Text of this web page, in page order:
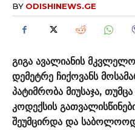
BY ODISHINEWS.GE
გიგა ავალიანის
დემეტრე ჩიქოვანს
პატიმრობა მიუსაჯა,
კოდექსის
შეუმცირდა და